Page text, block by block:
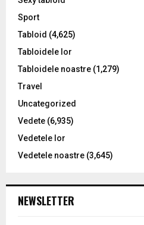
Sport
Tabloid (4,625)
Tabloidele lor
Tabloidele noastre (1,279)
Travel
Uncategorized
Vedete (6,935)
Vedetele lor
Vedetele noastre (3,645)
NEWSLETTER